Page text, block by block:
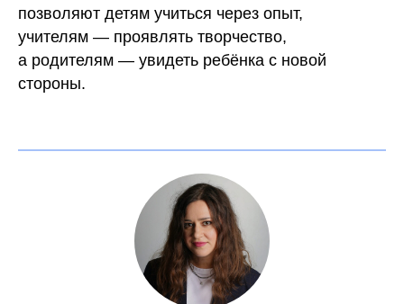
позволяют детям учиться через опыт,
учителям — проявлять творчество,
а родителям — увидеть ребёнка с новой
стороны.